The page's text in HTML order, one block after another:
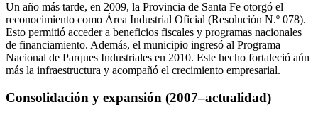
Un año más tarde, en 2009, la Provincia de Santa Fe otorgó el
reconocimiento como Área Industrial Oficial (Resolución N.º 078).
Esto permitió acceder a beneficios fiscales y programas nacionales
de financiamiento. Además, el municipio ingresó al Programa
Nacional de Parques Industriales en 2010. Este hecho fortaleció aún
más la infraestructura y acompañó el crecimiento empresarial.
Consolidación y expansión (2007–actualidad)